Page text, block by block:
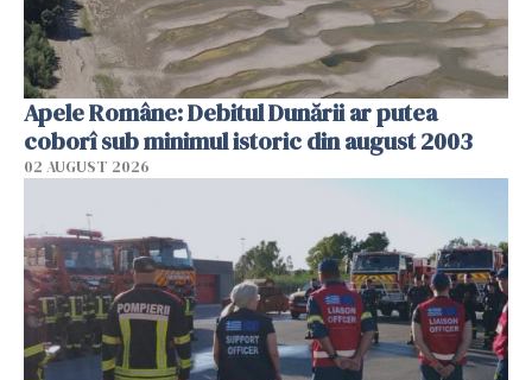
Apele Române: Debitul Dunării ar putea
coborî sub minimul istoric din august 2003
02 AUGUST 2026